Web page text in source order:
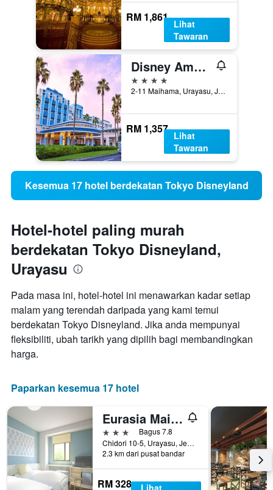
RM 1,861
Lihat
Tawaran
Disney Ambassador Hotel
4 bintang
2-11 Maihama, Urayasu, Jepun
RM 1,357
Lihat
Tawaran
Kesemua 17 hotel berdekatan Tokyo Disneyland
Hotel-hotel paling murah
berdekatan Tokyo Disneyland,
Urayasu
Pada masa ini, hotel-hotel ini menawarkan kadar setiap
malam yang terendah daripada yang kami temui
berdekatan Tokyo Disneyland. Jika anda mempunyai
fleksibiliti, ubah tarikh yang dipilih bagi membandingkan
harga.
Paparkan kesemua 17 hotel
Eurasia Maihama Annex
3 bintangBagus 7.8
Chidori 10-5, Urayasu, Jepun
2.3 km dari pusat bandar
RM 328